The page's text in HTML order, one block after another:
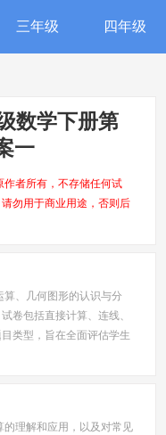
三年级 四年级
数学下册第
一
者所有，不存储任何试
勿用于商业用途，否则后
、几何图形的认识与分
卷包括直接计算、连线、
类型，旨在全面评估学生
理解和应用，以及对常见